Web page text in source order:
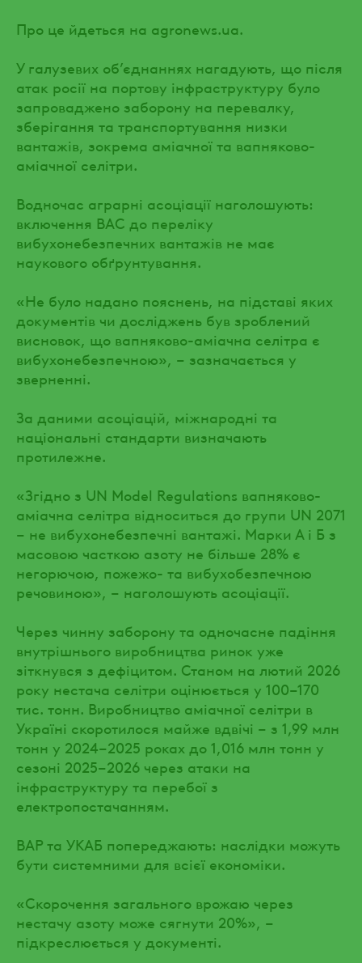
Про це йдеться на agronews.ua.
У галузевих об’єднаннях нагадують, що після
атак росії на портову інфраструктуру було
запроваджено заборону на перевалку,
зберігання та транспортування низки
вантажів, зокрема аміачної та вапняково-
аміачної селітри.
Водночас аграрні асоціації наголошують:
включення ВАС до переліку
вибухонебезпечних вантажів не має
наукового обґрунтування.
«Не було надано пояснень, на підставі яких
документів чи досліджень був зроблений
висновок, що вапняково-аміачна селітра є
вибухонебезпечною», – зазначається у
зверненні.
За даними асоціацій, міжнародні та
національні стандарти визначають
протилежне.
«Згідно з UN Model Regulations вапняково-
аміачна селітра відноситься до групи UN 2071
– не вибухонебезпечні вантажі. Марки А і Б з
масовою часткою азоту не більше 28% є
негорючою, пожежо- та вибухобезпечною
речовиною», – наголошують асоціації.
Через чинну заборону та одночасне падіння
внутрішнього виробництва ринок уже
зіткнувся з дефіцитом. Станом на лютий 2026
року нестача селітри оцінюється у 100–170
тис. тонн. Виробництво аміачної селітри в
Україні скоротилося майже вдвічі – з 1,99 млн
тонн у 2024–2025 роках до 1,016 млн тонн у
сезоні 2025–2026 через атаки на
інфраструктуру та перебої з
електропостачанням.
ВАР та УКАБ попереджають: наслідки можуть
бути системними для всієї економіки.
«Скорочення загального врожаю через
нестачу азоту може сягнути 20%», –
підкреслюється у документі.